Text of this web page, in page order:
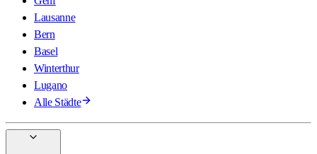
Lausanne
Bern
Basel
Winterthur
Lugano
Alle Städte